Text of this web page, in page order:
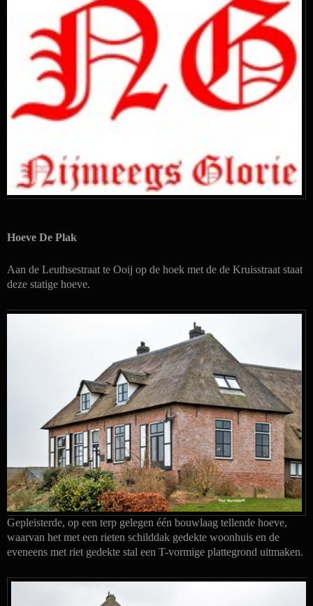
Hoeve De Plak
Aan de Leuthsestraat te Ooij op de hoek met de de Kruisstraat staat
deze statige hoeve.
Gepleisterde, op een terp gelegen één bouwlaag tellende hoeve,
waarvan het met een rieten schilddak gedekte woonhuis en de
eveneens met riet gedekte stal een T-vormige plattegrond uitmaken.